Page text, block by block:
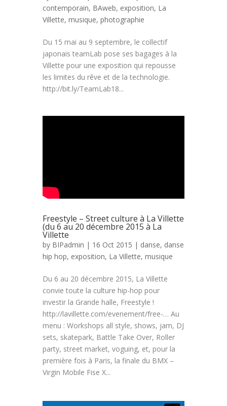
contemporain, BAweb, exposition, La
Villette, musique, photographie
Du 15 mai au 9 septembre, le collectif
japonais teamLab pose ses bagages à la
Villette pour une exposition qui repousse
les limites du rêve et de la technologie.
http://bit.ly/TeamLab18...
Freestyle – Street culture à La Villette
(du 6 au 20 décembre 2015 à La
Villette
by BIPadmin | 16 Oct 2015 | danse, danse
hip hop, exposition, La Villette, musique
Du 6 au 20 décembre 2015, La Villette
convie toute la culture hip-hop pour
investir la Grande halle, Freestyle !
http://lavillette.com/evenement/free-… Au
menu : Workshops all style, shows, jam, DJ
sets, skatepark, Battle Take Over, Roller
party, street market, voguing, et, pour la
première fois à Paris, la finale du BMX –
Virgin Mobile Fise X...